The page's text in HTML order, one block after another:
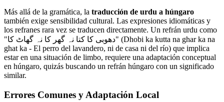
Más allá de la gramática, la traducción de urdu a húngaro
también exige sensibilidad cultural. Las expresiones idiomáticas y
los refranes rara vez se traducen directamente. Un refrán urdu como
"دھوبی کا کتا نہ گھر کا نہ گھاٹ کا" (Dhobi ka kutta na ghar ka na
ghat ka - El perro del lavandero, ni de casa ni del río) que implica
estar en una situación de limbo, requiere una adaptación conceptual
en húngaro, quizás buscando un refrán húngaro con un significado
similar.
Errores Comunes y Adaptación Local